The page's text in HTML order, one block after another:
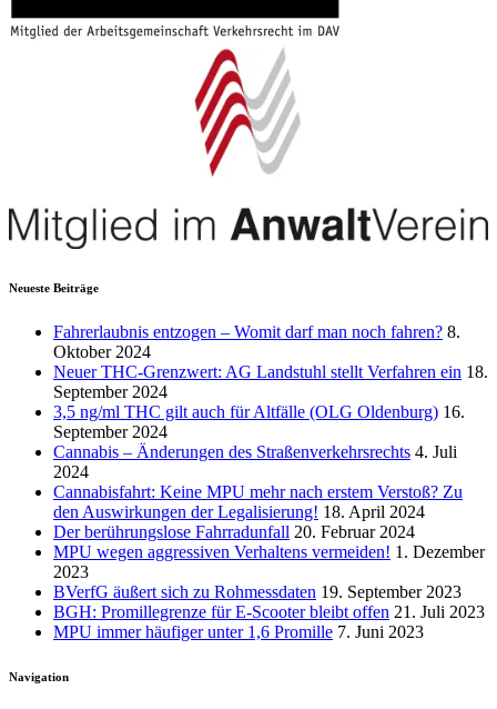
Neueste Beiträge
Fahrerlaubnis entzogen – Womit darf man noch fahren? 8.
Oktober 2024
Neuer THC-Grenzwert: AG Landstuhl stellt Verfahren ein 18.
September 2024
3,5 ng/ml THC gilt auch für Altfälle (OLG Oldenburg) 16.
September 2024
Cannabis – Änderungen des Straßenverkehrsrechts 4. Juli
2024
Cannabisfahrt: Keine MPU mehr nach erstem Verstoß? Zu
den Auswirkungen der Legalisierung! 18. April 2024
Der berührungslose Fahrradunfall 20. Februar 2024
MPU wegen aggressiven Verhaltens vermeiden! 1. Dezember
2023
BVerfG äußert sich zu Rohmessdaten 19. September 2023
BGH: Promillegrenze für E-Scooter bleibt offen 21. Juli 2023
MPU immer häufiger unter 1,6 Promille 7. Juni 2023
Navigation